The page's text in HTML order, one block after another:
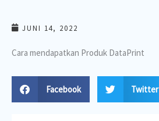
JUNI 14, 2022
Cara mendapatkan Produk DataPrint
Facebook Twitter